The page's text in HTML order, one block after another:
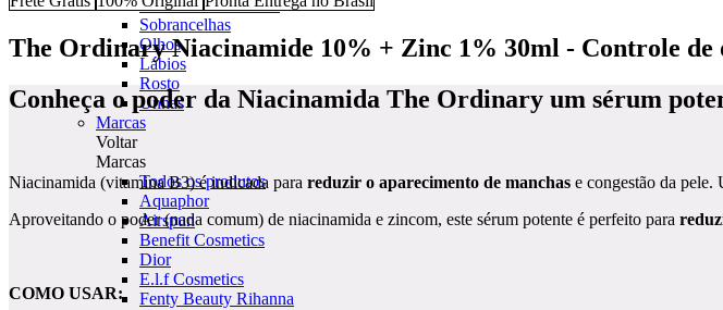
Acessórios e Pincéis
Sobrancelhas
Olhos
Lábios
Rosto
Unhas
Marcas
Voltar
Marcas
Todos os produtos
Aquaphor
Airspun
Benefit Cosmetics
Dior
E.l.f Cosmetics
Fenty Beauty Rihanna
The Ordinary Niacinamide 10% + Zinc 1% 30ml - Controle de
Conheça o poder da Niacinamida The Ordinary um sérum
Niacinamida (vitamina B3) é indicada para reduzir o aparecimento de manchas e congestão da
Aproveitando o poder (nada comum) de niacinamida e zincom, este sérum potente é perfeito para
COMO USAR: